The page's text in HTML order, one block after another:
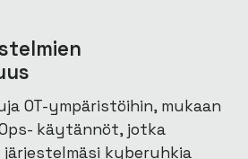
OT-ympäristöihin, mukaan
käytännöt, jotka
kyberuhkia